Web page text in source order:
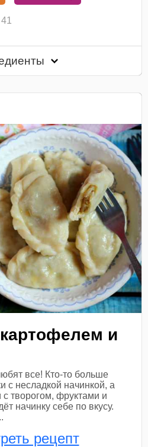
41
и
все! Кто-то больше
с несладкой начинкой, а
с творогом, фруктами и
начинку себе по вкусу.
рецепт